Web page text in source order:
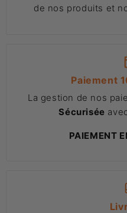
de nos produits et
Paiement
La gestion de nos
Sécurisée
PAIEMENT